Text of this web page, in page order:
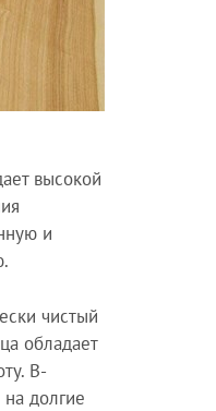
высокой
и
чистый
обладает
В-
долгие